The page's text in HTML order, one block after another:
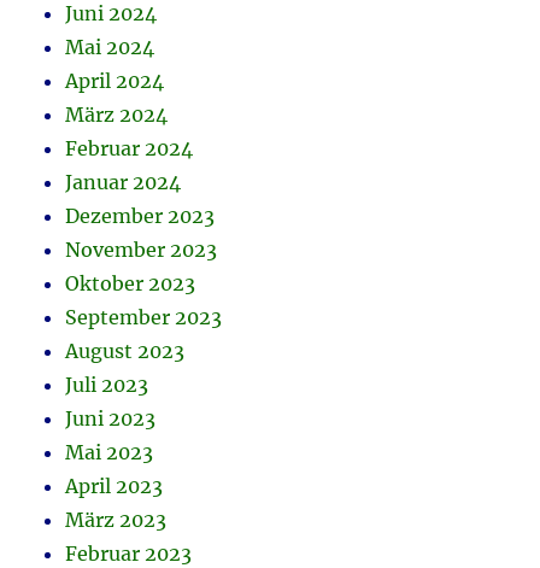
Juni 2024
Mai 2024
April 2024
März 2024
Februar 2024
Januar 2024
Dezember 2023
November 2023
Oktober 2023
September 2023
August 2023
Juli 2023
Juni 2023
Mai 2023
April 2023
März 2023
Februar 2023